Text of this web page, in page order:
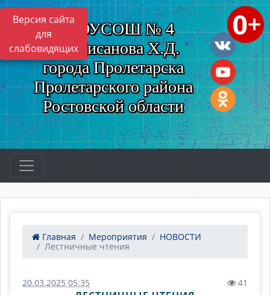
Версия сайта
для
слабовидящих
МБОУСОШ № 4
им. Нисанова Х.Д.
города Пролетарска
Пролетарского района
Ростовской области
Главная Мероприятия
НОВОСТИ
Лестничные чтения
20.03.2025 05:35 41